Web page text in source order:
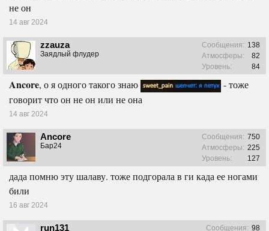
не он
14 авг 2024
zzauza
Заядлый флудер
Сообщения: 138
Атмосферы:
82
Уровень:
84
Ancore, о я одного такого знаю
- тоже
говорит что он не он или не она
14 авг 2024
Ancore
Бар24
Сообщения: 750
Атмосферы: 225
Уровень:
127
дада помню эту шалаву. тоже подгорала в ги када ее ногами
били
16 авг 2024
run131 Сообщения: 98